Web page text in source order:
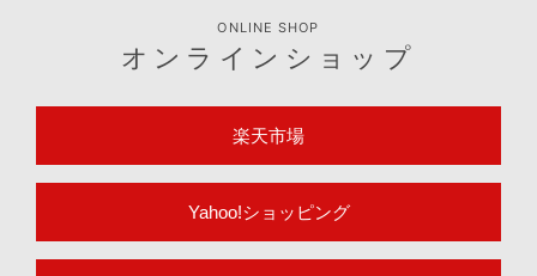
ONLINE SHOP
オンラインショップ
楽天市場
Yahoo!ショッピング